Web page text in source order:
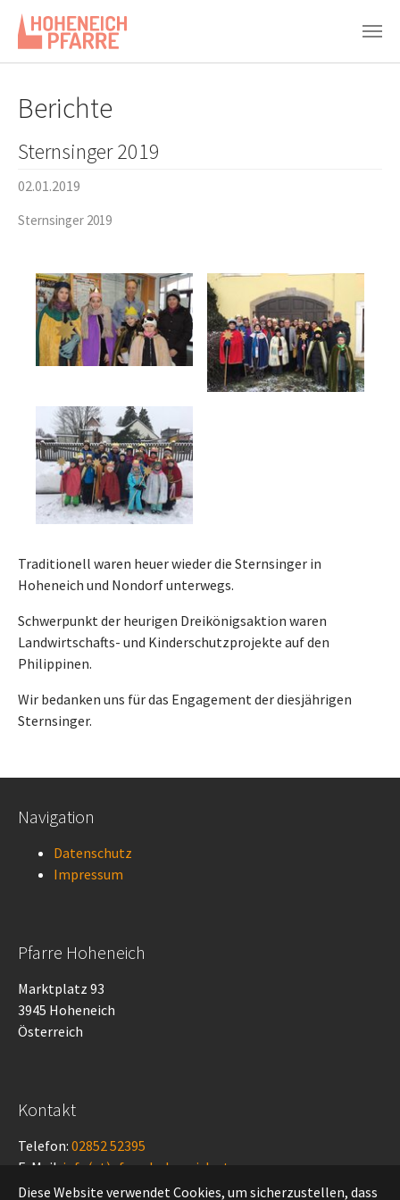
Diese Website verwendet Cookies, um sicherzustellen, dass
Berichte
Sternsinger 2019
02.01.2019
Sternsinger 2019
Traditionell waren heuer wieder die Sternsinger in
Hoheneich und Nondorf unterwegs.
Schwerpunkt der heurigen Dreikönigsaktion waren
Landwirtschafts- und Kinderschutzprojekte auf den
Philippinen.
Wir bedanken uns für das Engagement der diesjährigen
Sternsinger.
Navigation
Datenschutz
Impressum
Pfarre Hoheneich
Marktplatz 93
3945 Hoheneich
Österreich
Kontakt
Telefon: 02852 52395
E-Mail: info(at)pfarrehoheneich.at